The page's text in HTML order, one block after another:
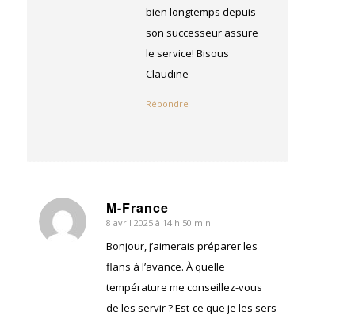
bien longtemps depuis
son successeur assure
le service! Bisous
Claudine
Répondre
M-France
dit
8 avril 2025 à 14 h 50 min
Bonjour, j’aimerais préparer les
flans à l’avance. À quelle
température me conseillez-vous
de les servir ? Est-ce que je les sers